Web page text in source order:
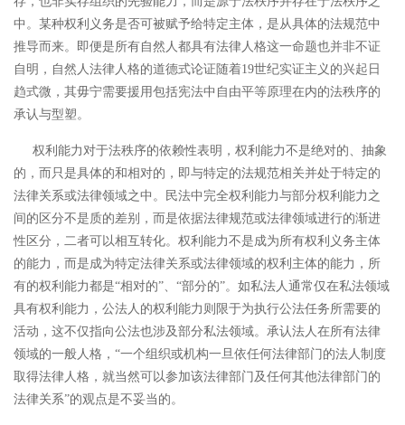
中。某种权利义务是否可被赋予给特定主体，是从具体的法规范中
推导而来。即便是所有自然人都具有法律人格这一命题也并非不证
自明，自然人法律人格的道德式论证随着19世纪实证主义的兴起日
趋式微，其毋宁需要援用包括宪法中自由平等原理在内的法秩序的
承认与型塑。
权利能力对于法秩序的依赖性表明，权利能力不是绝对的、抽象
的，而只是具体的和相对的，即与特定的法规范相关并处于特定的
法律关系或法律领域之中。民法中完全权利能力与部分权利能力之
间的区分不是质的差别，而是依据法律规范或法律领域进行的渐进
性区分，二者可以相互转化。权利能力不是成为所有权利义务主体
的能力，而是成为特定法律关系或法律领域的权利主体的能力，所
有的权利能力都是“相对的”、“部分的”。 如私法人通常仅在私法领域
具有权利能力，公法人的权利能力则限于为执行公法任务所需要的
活动，这不仅指向公法也涉及部分私法领域。承认法人在所有法律
领域的一般人格，“一个组织或机构一旦依任何法律部门的法人制度
取得法律人格，就当然可以参加该法律部门及任何其他法律部门的
法律关系”的观点是不妥当的。